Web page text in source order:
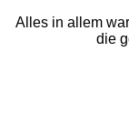
Alles in allem
die